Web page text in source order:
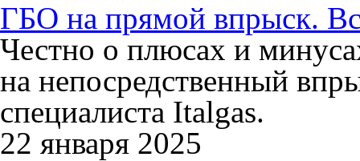
ГБО на прямой впрыск.
Честно о плюсах и
на непосредственный
специалиста Italgas.
22 января 2025